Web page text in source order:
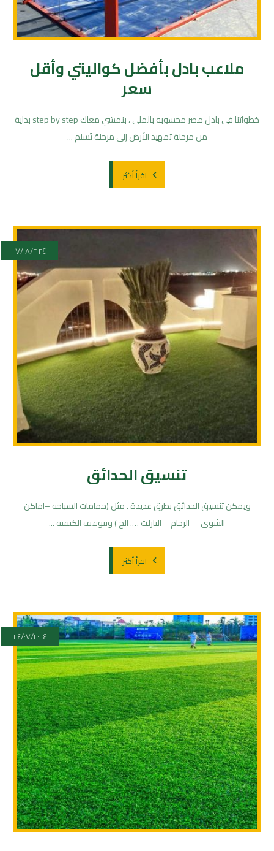
ملاعب بادل بأفضل كواليتي وأقل
سعر
خطواتنا في بادل مصر محسوبه بالملي ، بنمشي معاك step by step بداية
من مرحلة تمهيد الأرض إلى مرحلة تَسلم ...
اقرأ أكثر
تنسيق الحدائق
٠٧/٠٨/٢٠٢٤
ويمكن تنسيق الحدائق بطرق عديدة . مثل (حمامات السباحه –اماكن
الشوى – الرخام – البازلت …. الخ ) وتتوقف الكيفيه ...
اقرأ أكثر
٢٤/٠٧/٢٠٢٤